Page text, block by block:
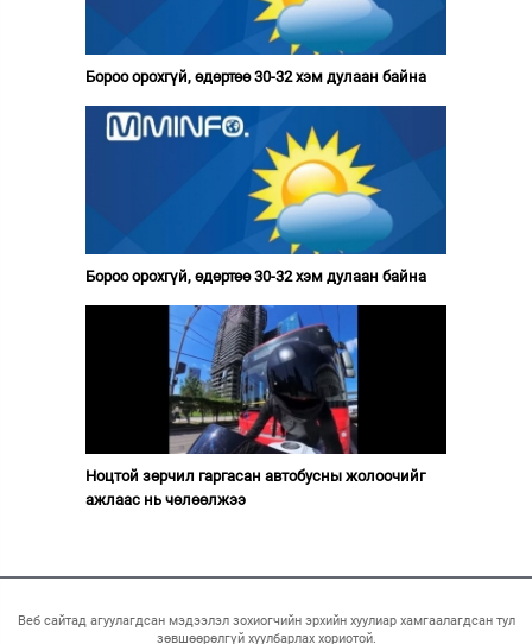
Бороо орохгүй, өдөртөө 30-32 хэм дулаан байна
Бороо орохгүй, өдөртөө 30-32 хэм дулаан байна
Ноцтой зөрчил гаргасан автобусны жолоочийг
ажлаас нь чөлөөлжээ
Веб сайтад агуулагдсан мэдээлэл зохиогчийн эрхийн хуулиар хамгаалагдсан тул
зөвшөөрөлгүй хуулбарлах хориотой.